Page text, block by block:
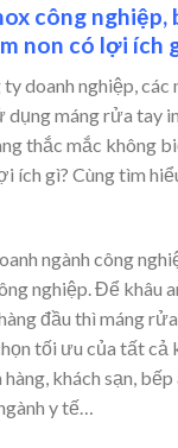
công nghiệp,
non có lợi ích
doanh nghiệp,
máng rửa tay
thắc mắc không
ích gì? Cùng tìm
ngành công
nghiệp. Để khâu
đầu thì máng
tối ưu của tất cả
khách sạn,
y tế…